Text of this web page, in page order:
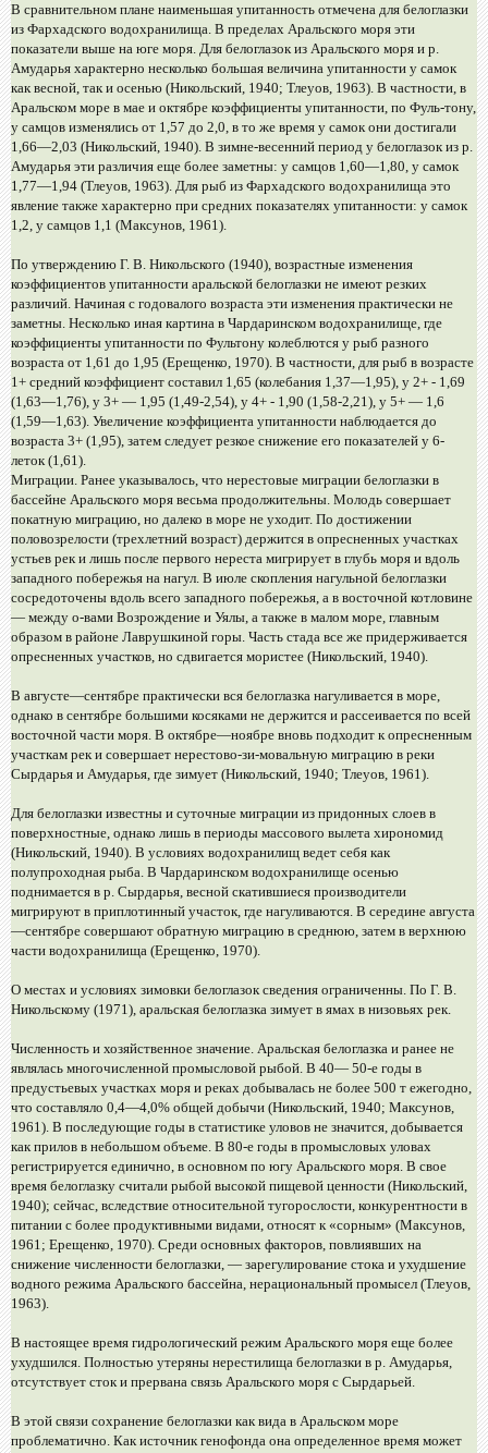
В сравнительном плане наименьшая упитанность отмечена для белоглазки
из Фархадского водохранилища. В пределах Аральского моря эти
показатели выше на юге моря. Для белоглазок из Аральского моря и р.
Амударья характерно несколько большая величина упитанности у самок
как весной, так и осенью (Никольский, 1940; Тлеуов, 1963). В частности, в
Аральском море в мае и октябре коэффициенты упитанности, по Фуль-тону,
у самцов изменялись от 1,57 до 2,0, в то же время у самок они достигали
1,66—2,03 (Никольский, 1940). В зимне-весенний период у белоглазок из р.
Амударья эти различия еще более заметны: у самцов 1,60—1,80, у самок
1,77—1,94 (Тлеуов, 1963). Для рыб из Фархадского водохранилища это
явление также характерно при средних показателях упитанности: у самок
1,2, у самцов 1,1 (Максунов, 1961).
По утверждению Г. В. Никольского (1940), возрастные изменения
коэффициентов упитанности аральской белоглазки не имеют резких
различий. Начиная с годовалого возраста эти изменения практически не
заметны. Несколько иная картина в Чардаринском водохранилище, где
коэффициенты упитанности по Фультону колеблются у рыб разного
возраста от 1,61 до 1,95 (Ерещенко, 1970). В частности, для рыб в возрасте
1+ средний коэффициент составил 1,65 (колебания 1,37—1,95), у 2+ - 1,69
(1,63—1,76), у 3+ — 1,95 (1,49-2,54), у 4+ - 1,90 (1,58-2,21), у 5+ — 1,6
(1,59—1,63). Увеличение коэффициента упитанности наблюдается до
возраста 3+ (1,95), затем следует резкое снижение его показателей у 6-
леток (1,61).
Миграции. Ранее указывалось, что нерестовые миграции белоглазки в
бассейне Аральского моря весьма продолжительны. Молодь совершает
покатную миграцию, но далеко в море не уходит. По достижении
половозрелости (трехлетний возраст) держится в опресненных участках
устьев рек и лишь после первого нереста мигрирует в глубь моря и вдоль
западного побережья на нагул. В июле скопления нагульной белоглазки
сосредоточены вдоль всего западного побережья, а в восточной котловине
— между о-вами Возрождение и Уялы, а также в малом море, главным
образом в районе Лаврушкиной горы. Часть стада все же придерживается
опресненных участков, но сдвигается мористее (Никольский, 1940).
В августе—сентябре практически вся белоглазка нагуливается в море,
однако в сентябре большими косяками не держится и рассеивается по всей
восточной части моря. В октябре—ноябре вновь подходит к опресненным
участкам рек и совершает нерестово-зи-мовальную миграцию в реки
Сырдарья и Амударья, где зимует (Никольский, 1940; Тлеуов, 1961).
Для белоглазки известны и суточные миграции из придонных слоев в
поверхностные, однако лишь в периоды массового вылета хирономид
(Никольский, 1940). В условиях водохранилищ ведет себя как
полупроходная рыба. В Чардаринском водохранилище осенью
поднимается в р. Сырдарья, весной скатившиеся производители
мигрируют в приплотинный участок, где нагуливаются. В середине августа
—сентябре совершают обратную миграцию в среднюю, затем в верхнюю
части водохранилища (Ерещенко, 1970).
О местах и условиях зимовки белоглазок сведения ограниченны. По Г. В.
Никольскому (1971), аральская белоглазка зимует в ямах в низовьях рек.
Численность и хозяйственное значение. Аральская белоглазка и ранее не
являлась многочисленной промысловой рыбой. В 40— 50-е годы в
предустьевых участках моря и реках добывалась не более 500 т ежегодно,
что составляло 0,4—4,0% общей добычи (Никольский, 1940; Максунов,
1961). В последующие годы в статистике уловов не значится, добывается
как прилов в небольшом объеме. В 80-е годы в промысловых уловах
регистрируется единично, в основном по югу Аральского моря. В свое
время белоглазку считали рыбой высокой пищевой ценности (Никольский,
1940); сейчас, вследствие относительной тугорослости, конкурентности в
питании с более продуктивными видами, относят к «сорным» (Максунов,
1961; Ерещенко, 1970). Среди основных факторов, повлиявших на
снижение численности белоглазки, — зарегулирование стока и ухудшение
водного режима Аральского бассейна, нерациональный промысел (Тлеуов,
1963).
В настоящее время гидрологический режим Аральского моря еще более
ухудшился. Полностью утеряны нерестилища белоглазки в р. Амударья,
отсутствует сток и прервана связь Аральского моря с Сырдарьей.
В этой связи сохранение белоглазки как вида в Аральском море
проблематично. Как источник генофонда она определенное время может